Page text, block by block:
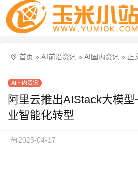
首页 » AI前沿资讯 » AI国内资讯 » 正
AI国内资讯
阿里云推出AIStack大模
业智能化转型
2025-04-17